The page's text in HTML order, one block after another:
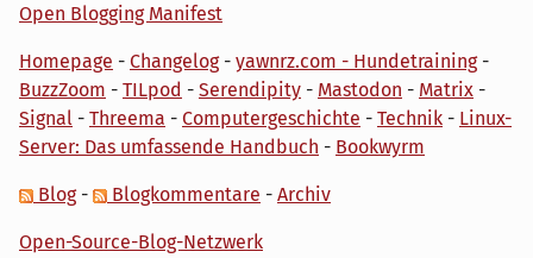
Open Blogging Manifest
Homepage - Changelog- yawnrz.com - Hundetraining-
BuzzZoom - TILpod - Serendipity - Mastodon - Matrix -
Signal - Threema - Computergeschichte - Technik - Linux-
Server: Das umfassende Handbuch - Bookwyrm
Blog- Blogkommentare - Archiv
Open-Source-Blog-Netzwerk